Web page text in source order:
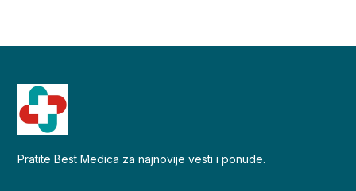
Pratite Best Medica za najnovije vesti i ponude.